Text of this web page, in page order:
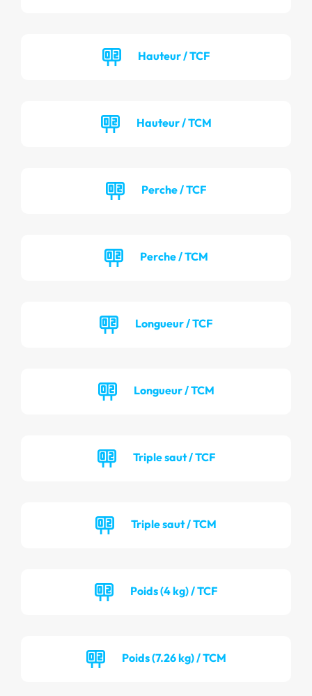
Hauteur / TCF
Hauteur / TCM
Perche / TCF
Perche / TCM
Longueur / TCF
Longueur / TCM
Triple saut / TCF
Triple saut / TCM
Poids (4 kg) / TCF
Poids (7.26 kg) / TCM